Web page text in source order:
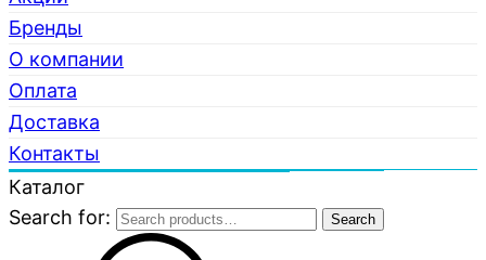
Бренды
О компании
Оплата
Доставка
Контакты
Каталог
Search for:
Search